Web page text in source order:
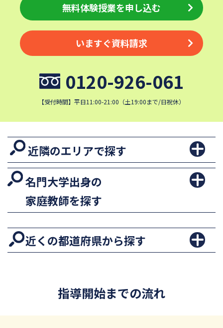
無料体験授業を申し込む
いますぐ資料請求
0120-926-061
【受付時間】平日11:00-21:00（土19:00まで/日祝休）
近隣のエリアで探す
名門大学出身の
家庭教師を探す
近くの都道府県から探す
指導開始までの流れ